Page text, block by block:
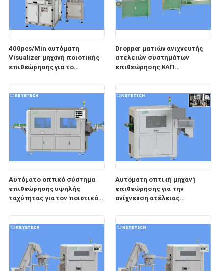
400pcs/Min αυτόματη
Visualizer μηχανή ποιοτικής
επιθεώρησης για το
Dropper ματιών ανιχνευτής
ατελειών συστημάτων
επιθεώρησης ΚΑΠ
Αυτόματο οπτικό σύστημα
επιθεώρησης υψηλής
ταχύτητας για τον ποιοτικό
Αυτόματη οπτική μηχανή
επιθεώρησης για την
ανίχνευση ατέλειας